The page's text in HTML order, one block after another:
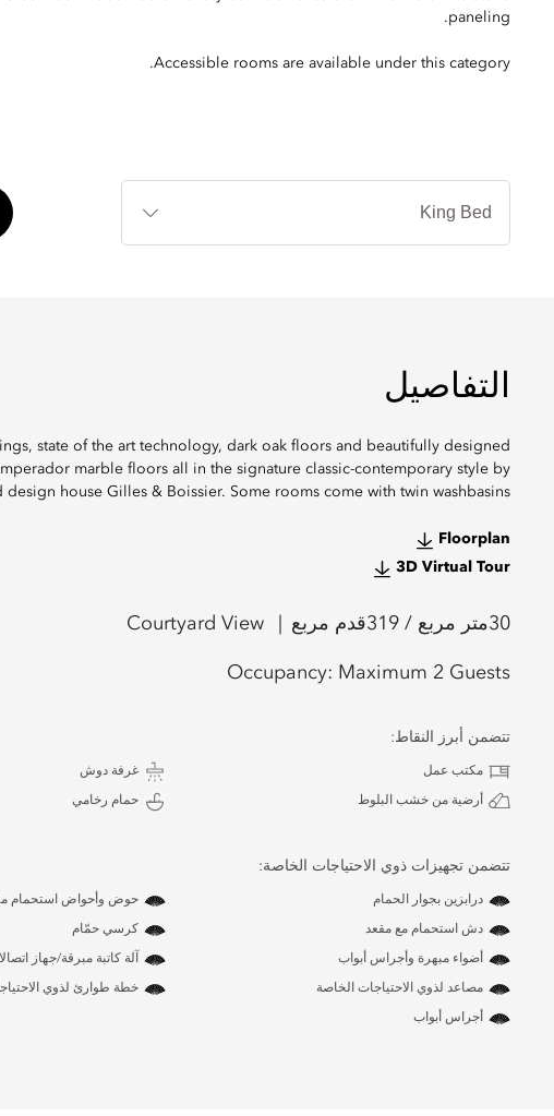
paneling.
Accessible rooms are available under this category.
أنواع
التفاصيل
state of the art technology, dark oak floors and beautifully designed
marble floors all in the signature classic-contemporary style by
design house Gilles & Boissier. Some rooms come with twin washbasins.
Floorplan
3D Virtual Tour
30متر مربع / 319قدم مربع Courtyard View
Occupancy: Maximum 2 Guests
تتضمن أبرز النقاط:
مكتب عمل غرفة دوش
أرضية من خشب البلوط حمام رخامي
تتضمن تجهيزات ذوي الاحتياجات الخاصة:
درابزين بجوار الحمام حوض وأحواض استحمام
دش استحمام مع مقعد كرسي حمّام
أضواء مبهرة وأجراس أبواب آلة كاتبة مبرقة/جهاز
مصاعد لذوي الاحتياجات الخاصة خطة طوارئ لذوي
أجراس أبواب